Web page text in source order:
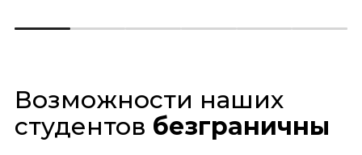
Возможности наших
студентов безграничны